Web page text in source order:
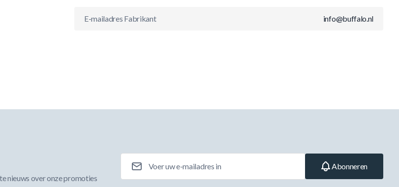
E-mailadres Fabrikant info@buffalo.nl
nieuws over onze promoties
Abonneren